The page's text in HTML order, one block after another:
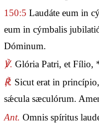
150:5 Laudáte eum in
eum in cýmbalis
Dóminum.
℣. Glória Patri, et Fílio,
℟. Sicut erat in
sǽcula sæculórum.
Ant. Omnis spíritus